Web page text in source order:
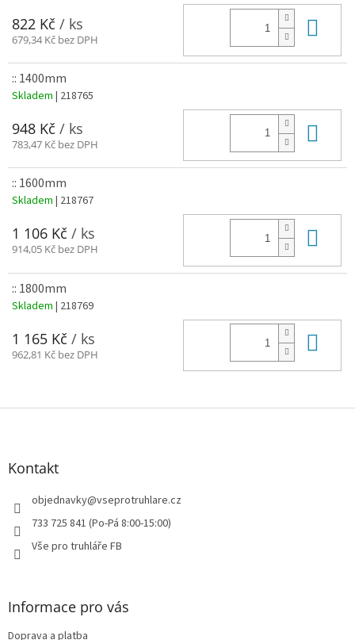
822 Kč / ks
679,34 Kč bez DPH
:: 1400mm
Skladem | 218765
948 Kč / ks
783,47 Kč bez DPH
:: 1600mm
Skladem | 218767
1 106 Kč / ks
914,05 Kč bez DPH
:: 1800mm
Skladem | 218769
1 165 Kč / ks
962,81 Kč bez DPH
Z
Kontakt
objednavky@vseprotruhlare.cz
733 725 841 (Po-Pá 8:00-15:00)
Vše pro truhláře FB
Informace pro vás
Doprava a platba